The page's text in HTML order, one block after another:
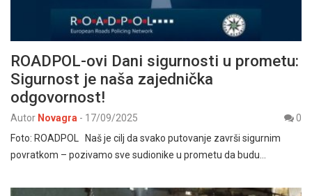
ROADPOL-ovi Dani sigurnosti u prometu:
Sigurnost je naša zajednička
odgovornost!
Autor Novagra - 17/09/2025
0
Foto: ROADPOL Naš je cilj da svako putovanje završi sigurnim
povratkom – pozivamo sve sudionike u prometu da budu…